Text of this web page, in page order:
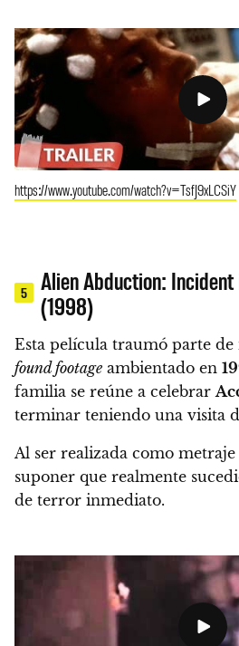
https://www.youtube.com/watch?v=TsfJ9xLCSiY
5
Alien Abduction: Incident
(1998)
Esta película traumó parte
found footage ambientado en
familia se reúne a celebrar
terminar teniendo una visita
Al ser realizada como
suponer que realmente
de terror inmediato.